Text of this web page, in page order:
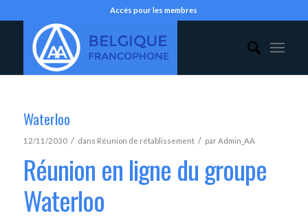
Accès pour les membres
Waterloo
12/11/2030 / dans Réunion de rétablissement / parAdmin_AA
Réunion en ligne du groupe
Waterloo